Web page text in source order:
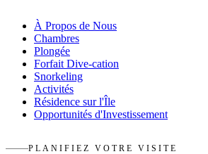
À Propos de Nous
Chambres
Plongée
Forfait Dive-cation
Snorkeling
Activités
Résidence sur l'Île
Opportunités d'Investissement
PLANIFIEZ VOTRE VISITE